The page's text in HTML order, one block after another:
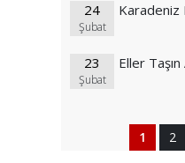
24
Şubat
Karadeniz
23
Şubat
Eller Taşın
1 2